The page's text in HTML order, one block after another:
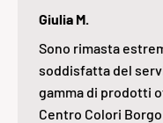
Giulia M.
Sono rimasta
soddisfatta del
gamma di prodotti
Centro Colori